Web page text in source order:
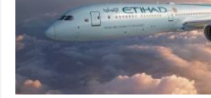
إلى
فيينا
مغلقة